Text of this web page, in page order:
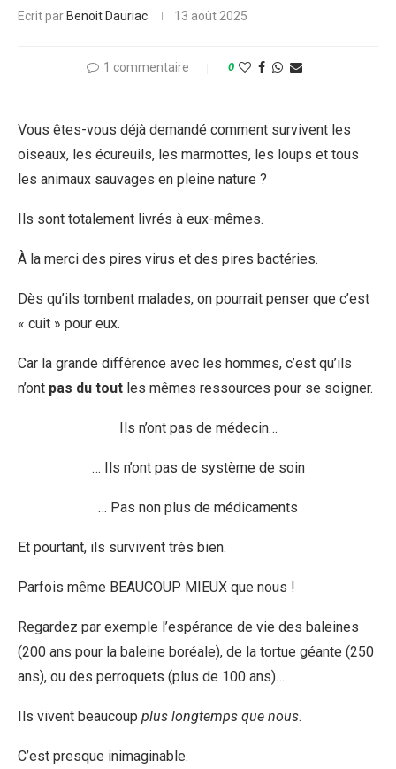
Ecrit parBenoit Dauriac 13 août 2025
1 commentaire 0
Vous êtes-vous déjà demandé comment survivent les
oiseaux, les écureuils, les marmottes, les loups et tous
les animaux sauvages en pleine nature ?
Ils sont totalement livrés à eux-mêmes.
À la merci des pires virus et des pires bactéries.
Dès qu’ils tombent malades, on pourrait penser que c’est
« cuit » pour eux.
Car la grande différence avec les hommes, c’est qu’ils
n’ont pas du tout les mêmes ressources pour se soigner.
Ils n’ont pas de médecin…
… Ils n’ont pas de système de soin
… Pas non plus de médicaments
Et pourtant, ils survivent très bien.
Parfois même BEAUCOUP MIEUX que nous !
Regardez par exemple l’espérance de vie des baleines
(200 ans pour la baleine boréale), de la tortue géante (250
ans), ou des perroquets (plus de 100 ans)…
Ils vivent beaucoup plus longtemps que nous.
C’est presque inimaginable.